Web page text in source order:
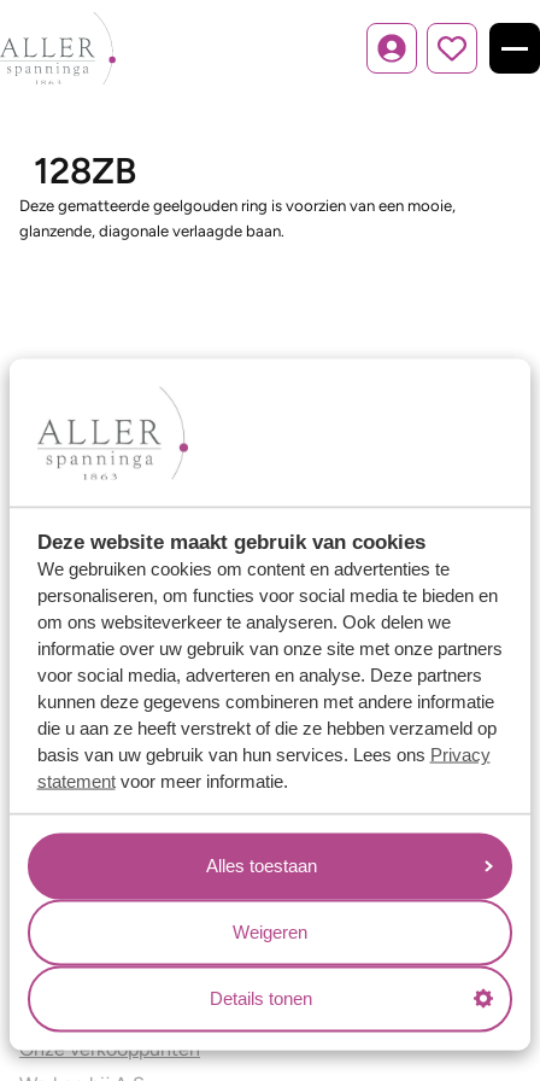
Deze website maakt gebruik van cookies
We gebruiken cookies om content en advertenties te
personaliseren, om functies voor social media te bieden en
om ons websiteverkeer te analyseren. Ook delen we
informatie over uw gebruik van onze site met onze partners
voor social media, adverteren en analyse. Deze partners
kunnen deze gegevens combineren met andere informatie
die u aan ze heeft verstrekt of die ze hebben verzameld op
basis van uw gebruik van hun services. Lees ons Privacy
statementvoor meer informatie.
Alles toestaan
Weigeren
Details tonen
Inloggen
128ZB
Deze gematteerde geelgouden ring is voorzien van een mooie,
glanzende, diagonale verlaagde baan.
Ons aanbod
Trouwringen
Memoireringen
Verlovingsringen
Vriendschapsringen
Over ons
Aller Spanninga
Historie
Certificaten
Blogs
Jouw voordelen
Conflictvrije Materialen
Oneindig veel mogelijkheden
Kwaliteit
Juweliers & Contact
Onze verkooppunten